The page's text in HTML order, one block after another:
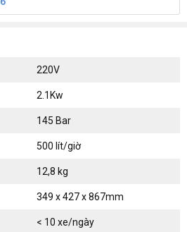
220V
2.1Kw
145 Bar
500 lít/giờ
12,8 kg
349 x 427 x 867mm
< 10 xe/ngày